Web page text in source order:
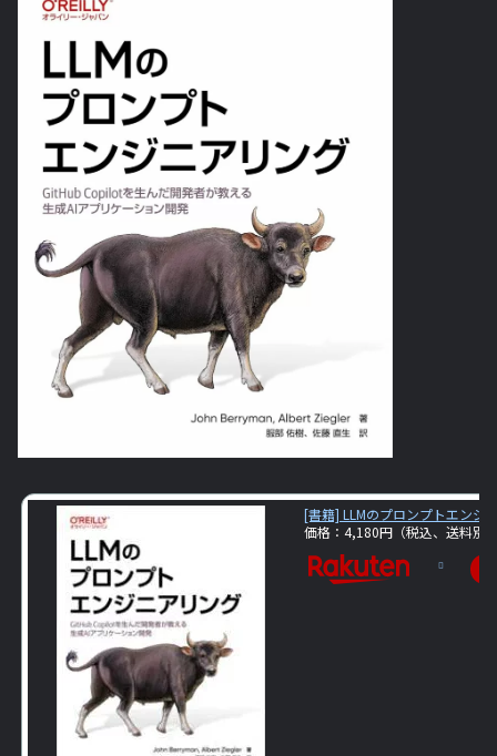
[書籍] LLMのプロンプトエンジ
価格：4,180円（税込、送料別)